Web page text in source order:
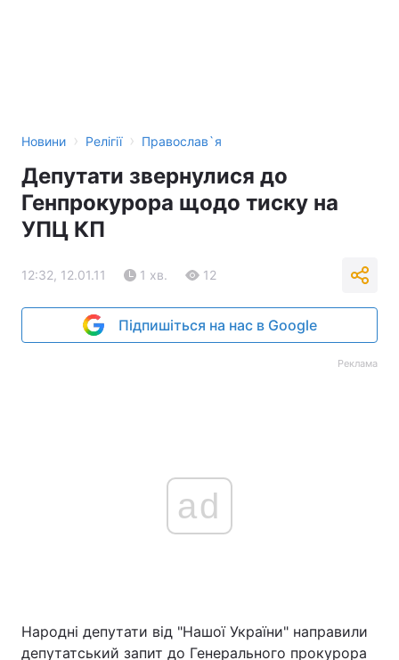
Новини › Релігії › Православ`я
Депутати звернулися до
Генпрокурора щодо тиску на
УПЦ КП
12:32, 12.01.11 1 хв. 12
Підпишіться на нас в Google
Реклама
ad
Народні депутати від "Нашої України" направили
депутатський запит до Генерального прокурора